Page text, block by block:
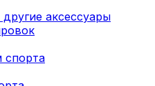
аксессуары
спорта